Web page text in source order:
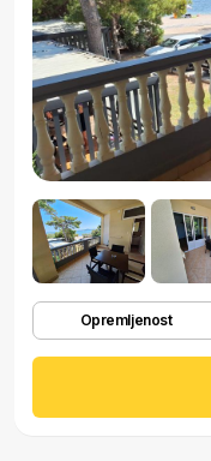
Opremljenost